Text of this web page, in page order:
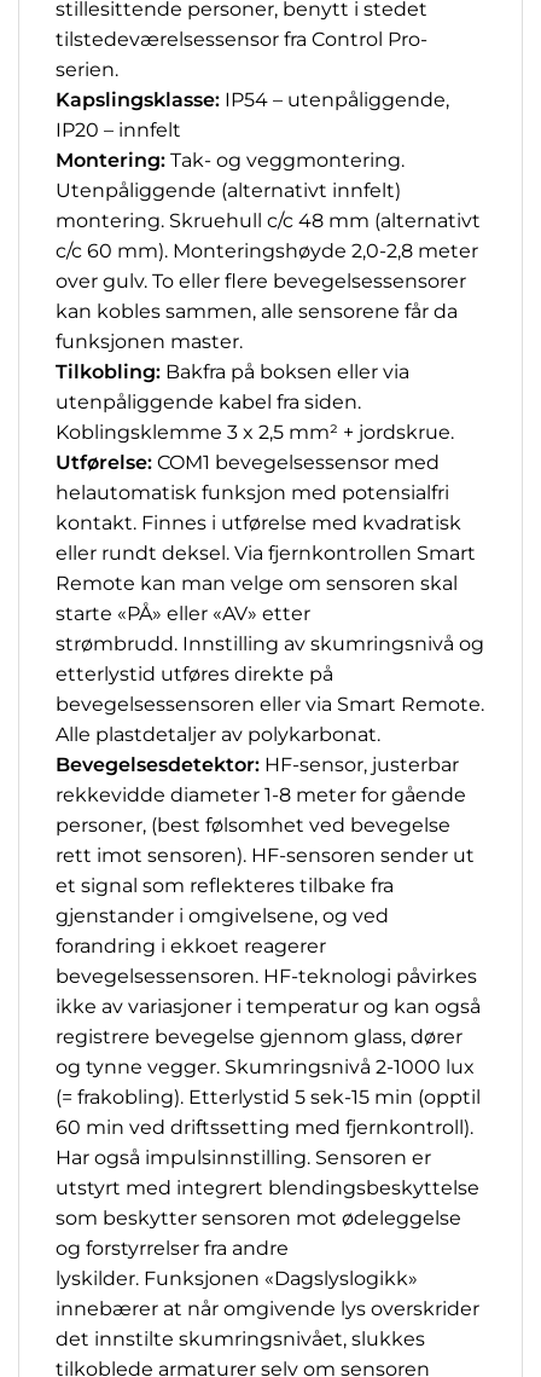
stillesittende personer, benytt i stedet
tilstedeværelsessensor fra Control Pro-
serien.
Kapslingsklasse: IP54 – utenpåliggende,
IP20 – innfelt
Montering: Tak- og veggmontering.
Utenpåliggende (alternativt innfelt)
montering. Skruehull c/c 48 mm (alternativt
c/c 60 mm). Monteringshøyde 2,0-2,8 meter
over gulv. To eller flere bevegelsessensorer
kan kobles sammen, alle sensorene får da
funksjonen master.
Tilkobling: Bakfra på boksen eller via
utenpåliggende kabel fra siden.
Koblingsklemme 3 x 2,5 mm² + jordskrue.
Utførelse: COM1 bevegelsessensor med
helautomatisk funksjon med potensialfri
kontakt. Finnes i utførelse med kvadratisk
eller rundt deksel. Via fjernkontrollen Smart
Remote kan man velge om sensoren skal
starte «PÅ» eller «AV» etter
strømbrudd. Innstilling av skumringsnivå og
etterlystid utføres direkte på
bevegelsessensoren eller via Smart Remote.
Alle plastdetaljer av polykarbonat.
Bevegelsesdetektor: HF-sensor, justerbar
rekkevidde diameter 1-8 meter for gående
personer, (best følsomhet ved bevegelse
rett imot sensoren). HF-sensoren sender ut
et signal som reflekteres tilbake fra
gjenstander i omgivelsene, og ved
forandring i ekkoet reagerer
bevegelsessensoren. HF-teknologi påvirkes
ikke av variasjoner i temperatur og kan også
registrere bevegelse gjennom glass, dører
og tynne vegger. Skumringsnivå 2-1000 lux
(= frakobling). Etterlystid 5 sek-15 min (opptil
60 min ved driftssetting med fjernkontroll).
Har også impulsinnstilling. Sensoren er
utstyrt med integrert blendingsbeskyttelse
som beskytter sensoren mot ødeleggelse
og forstyrrelser fra andre
lyskilder. Funksjonen «Dagslyslogikk»
innebærer at når omgivende lys overskrider
det innstilte skumringsnivået, slukkes
tilkoblede armaturer selv om sensoren